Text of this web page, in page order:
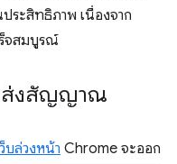
ระสิทธิภาพ เนื่องจาก
จสมบูรณ์
รส่งสัญญาณ
บล่วงหน้า Chrome จะออก